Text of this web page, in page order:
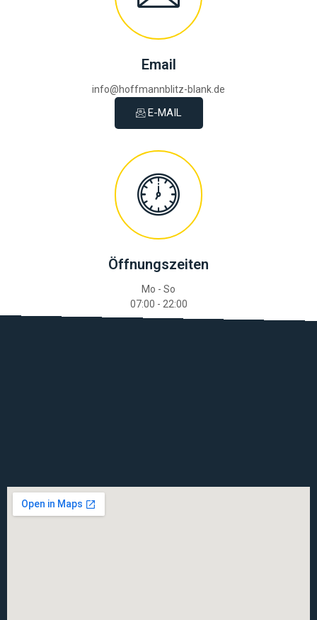
Email
info@hoffmannblitz-blank.de
E-MAIL
Öffnungszeiten
Mo - So
07:00 - 22:00